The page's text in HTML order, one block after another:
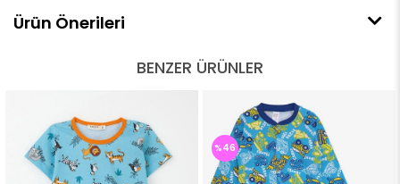
Ürün Önerileri
BENZER ÜRÜNLER
%46